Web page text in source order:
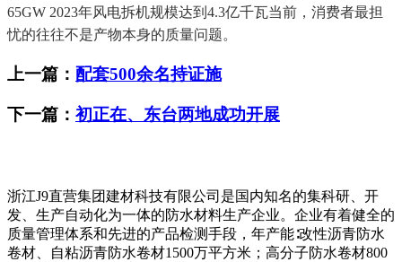
65GW 2023年风电拆机规模达到4.3亿千瓦当前，消费者最担
忧的往往不是产物本身的质量问题。
上一篇： 配套500余名持证施
下一篇： 初正在、东台两地成功开展
浙江J9直营集团建材科技有限公司是国内知名的集科研、开
发、生产自动化为一体的防水材料生产企业。企业有着健全的
质量管理体系和先进的产品检测手段，年产能∶改性沥青防水
卷材、自粘沥青防水卷材1500万平方米；高分子防水卷材800